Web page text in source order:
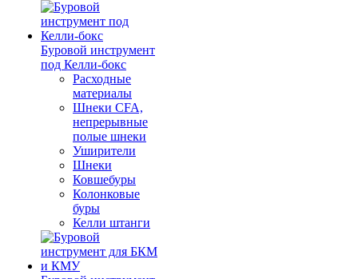
Буровой инструмент
под Келли-бокс
Расходные
материалы
Шнеки CFA,
непрерывные
полые шнеки
Уширители
Шнеки
Ковшебуры
Колонковые
буры
Келли штанги